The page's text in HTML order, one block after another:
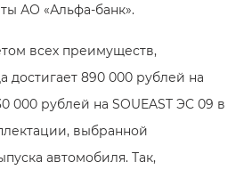
АО «Альфа-банк».
всех преимуществ,
достигает 890 000 рублей на
000 рублей на SOUEAST ЭC 09 в
выбранной
автомобиля. Так,